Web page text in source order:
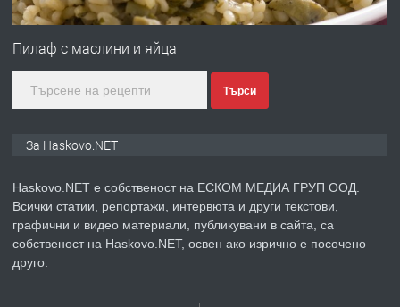
ПРЕДЛАГА
№4120 Магазин/Офис под наем в кв.
градската градина!
преди 4 дни
ПРЕДЛАГА
Продавам парцел в гр. Хасково кв.
Пилаф с маслини и яйца
Търси
За Haskovo.NET
Haskovo.NET е собственост на ЕСКОМ МЕДИА ГРУП ООД.
Всички статии, репортажи, интервюта и други текстови,
графични и видео материали, публикувани в сайта, са
собственост на Haskovo.NET, освен ако изрично е посочено
друго.